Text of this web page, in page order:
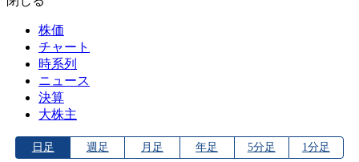
株価
チャート
時系列
ニュース
決算
大株主
日足 週足 月足 年足 5分足 1分足